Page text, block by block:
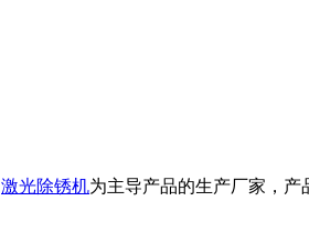
激光除锈机为主导产品的生产厂家，产